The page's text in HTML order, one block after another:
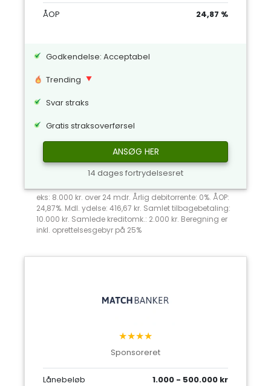
ÅOP
24,87 %
Godkendelse: Acceptabel
Trending
Svar straks
Gratis straksoverførsel
ANSØG HER
14 dages fortrydelsesret
eks: 8.000 kr. over 24 mdr. Årlig debitorrente: 0%. ÅOP:
24,87%. Mdl. ydelse: 416,67 kr. Samlet tilbagebetaling:
10.000 kr. Samlede kreditomk.: 2.000 kr. Beregning er
inkl. oprettelsesgebyr på 25%
★★★★
Sponsoreret
Lånebeløb
1.000 - 500.000 kr